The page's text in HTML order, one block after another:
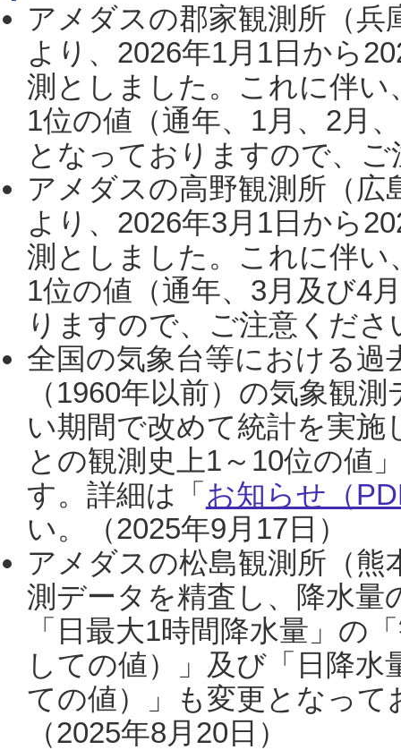
アメダスの郡家観測所（
より、2026年1月1日から
測としました。これに伴い
1位の値（通年、1月、2月
となっておりますので、
アメダスの高野観測所（
より、2026年3月1日から
測としました。これに伴い
1位の値（通年、3月及び4
りますので、ご注意くだ
全国の気象台等における過
（1960年以前）の気象観
い期間で改めて統計を実
との観測史上1～10位の値
す。詳細は「 お知らせ（
い。（2025年9月17日）
アメダスの松島観測所（熊
測データを精査し、降水
「日最大1時間降水量」の
しての値）」及び「日降
ての値）」も変更となっ
（2025年8月20日）